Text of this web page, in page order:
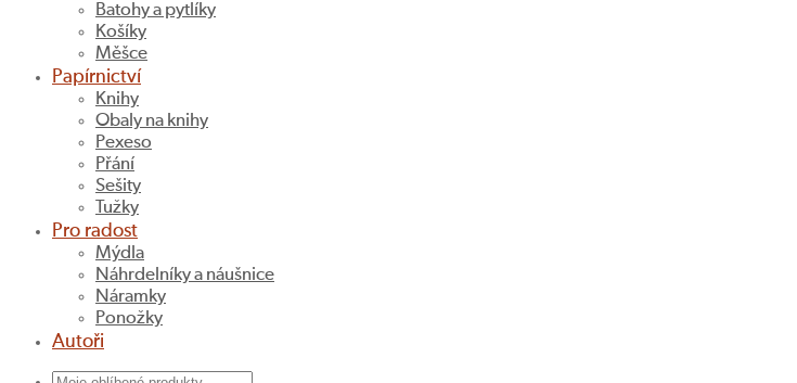
Batohy a pytlíky
Košíky
Měšce
Papírnictví
Knihy
Obaly na knihy
Pexeso
Přání
Sešity
Tužky
Pro radost
Mýdla
Náhrdelníky a náušnice
Náramky
Ponožky
Autoři